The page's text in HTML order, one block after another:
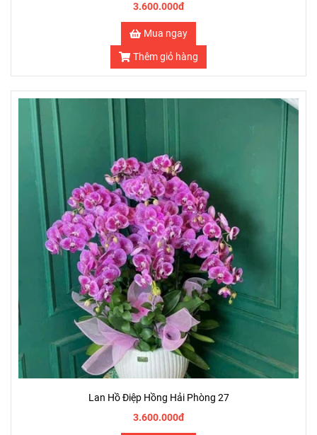
3.600.000đ
Mua ngay
Thêm giỏ hàng
Lan Hồ Điệp Hồng Hải Phòng 27
3.600.000đ